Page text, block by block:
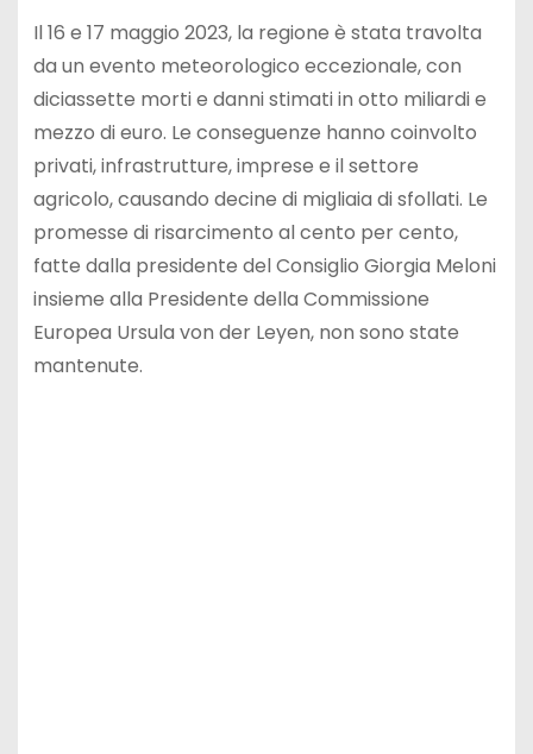
Il 16 e 17 maggio 2023, la regione è stata travolta
da un evento meteorologico eccezionale, con
diciassette morti e danni stimati in otto miliardi e
mezzo di euro. Le conseguenze hanno coinvolto
privati, infrastrutture, imprese e il settore
agricolo, causando decine di migliaia di sfollati. Le
promesse di risarcimento al cento per cento,
fatte dalla presidente del Consiglio Giorgia Meloni
insieme alla Presidente della Commissione
Europea Ursula von der Leyen, non sono state
mantenute.